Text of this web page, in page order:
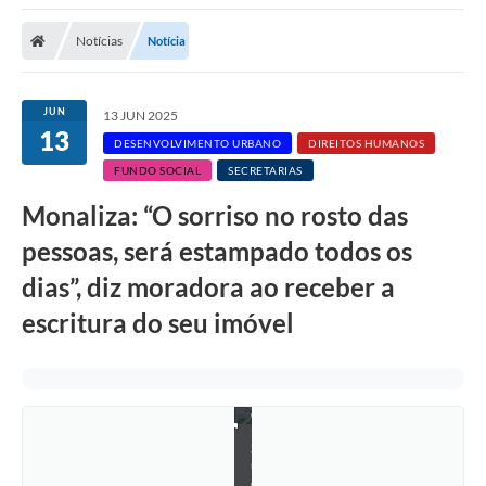
Notícias Notícia
JUN
13
13 JUN 2025
DESENVOLVIMENTO URBANO DIREITOS HUMANOS
FUNDO SOCIAL SECRETARIAS
Monaliza: “O sorriso no rosto das
pessoas, será estampado todos os
dias”, diz moradora ao receber a
escritura do seu imóvel
o
s
e
l
d
S
l
a
o
:
S
u
e